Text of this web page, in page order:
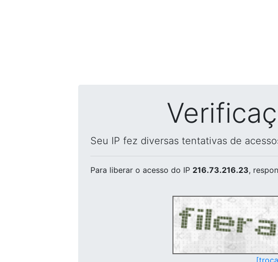
Seu IP fez diversas tentativas de
Para liberar o acesso do IP 216.73.216.23,